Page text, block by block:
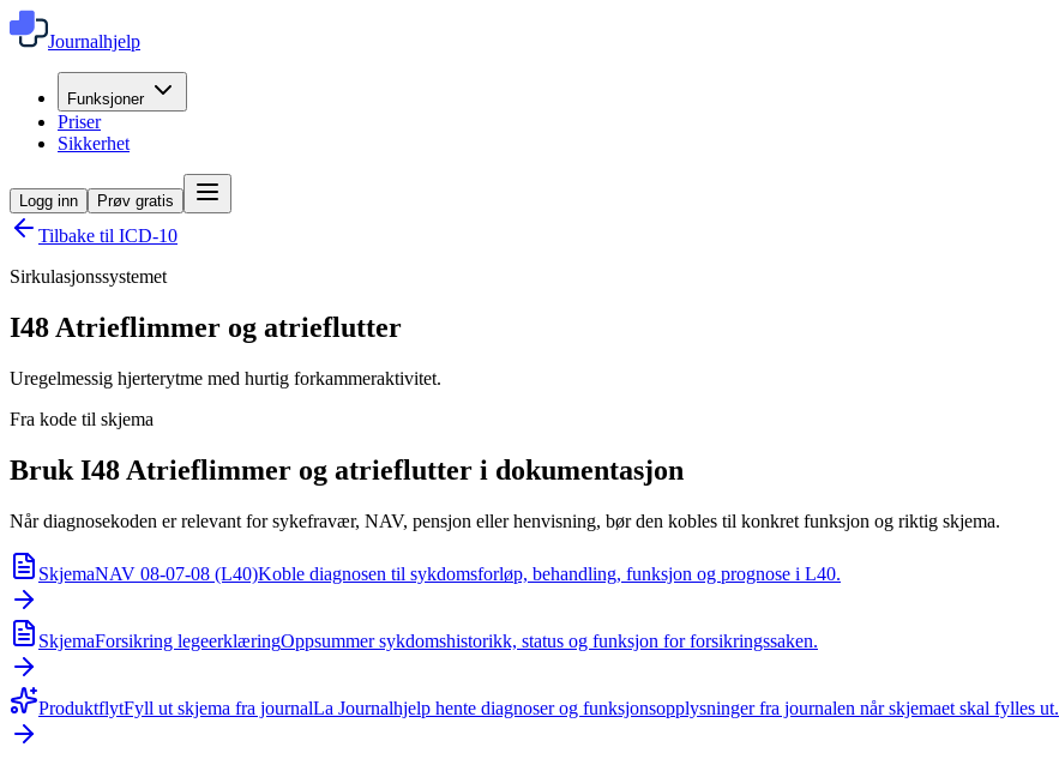
Journalhjelp
Funksjoner
Priser
Sikkerhet
Logg inn Prøv gratis
Tilbake til ICD-10
Sirkulasjonssystemet
I48 Atrieflimmer og atrieflutter
Uregelmessig hjerterytme med hurtig forkammeraktivitet.
Fra kode til skjema
Bruk I48 Atrieflimmer og atrieflutter i dokumentasjon
Når diagnosekoden er relevant for sykefravær, NAV, pensjon eller henvisning, bør den kobles til konkret funksjon og riktig skjema.
SkjemaNAV 08-07-08 (L40)Koble diagnosen til sykdomsforløp, behandling, funksjon og prognose i L40.
SkjemaForsikring legeerklæringOppsummer sykdomshistorikk, status og funksjon for forsikringssaken.
ProduktflytFyll ut skjema fra journalLa Journalhjelp hente diagnoser og funksjonsopplysninger fra journalen når skjemaet skal fylles ut.